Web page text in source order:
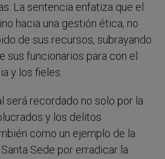
La sentencia enfatiza que el
hacia una gestión ética, no
de sus recursos, subrayando
sus funcionarios para con el
y los fieles.
será recordado no solo por la
y los delitos
como un ejemplo de la
Sede por erradicar la